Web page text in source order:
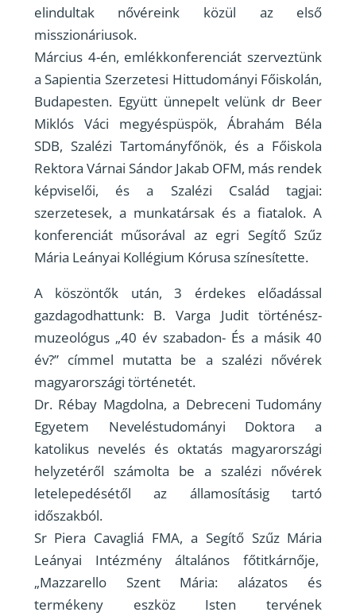
elindultak nővéreink közül az első
misszionáriusok.
Március 4-én, emlékkonferenciát szerveztünk
a Sapientia Szerzetesi Hittudományi Főiskolán,
Budapesten. Együtt ünnepelt velünk dr Beer
Miklós Váci megyéspüspök, Ábrahám Béla
SDB, Szalézi Tartományfőnök, és a Főiskola
Rektora Várnai Sándor Jakab OFM, más rendek
képviselői, és a Szalézi Család tagjai:
szerzetesek, a munkatársak és a fiatalok. A
konferenciát műsorával az egri Segítő Szűz
Mária Leányai Kollégium Kórusa színesítette.
A köszöntők után, 3 érdekes előadással
gazdagodhattunk: B. Varga Judit történész-
muzeológus „40 év szabadon- És a másik 40
év?” címmel mutatta be a szalézi nővérek
magyarországi történetét.
Dr. Rébay Magdolna, a Debreceni Tudomány
Egyetem Neveléstudományi Doktora a
katolikus nevelés és oktatás magyarországi
helyzetéről számolta be a szalézi nővérek
letelepedésétől az államosításig tartó
időszakból.
Sr Piera Cavagliá FMA, a Segítő Szűz Mária
Leányai Intézmény általános főtitkárnője,
„Mazzarello Szent Mária: alázatos és
termékeny eszköz Isten tervének